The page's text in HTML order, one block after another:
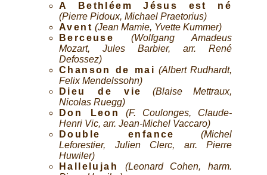
A Bethléem Jésus est né
(Pierre Pidoux, Michael Praetorius)
Avent (Jean Mamie, Yvette Kummer)
Berceuse
(Wolfgang Amadeus
Mozart, Jules Barbier, arr. René
Defossez)
Chanson de mai (Albert Rudhardt,
Felix Mendelssohn)
Dieu de vie
(Blaise Mettraux,
Nicolas Ruegg)
Don Leon
(F. Coulonges, Claude-
Henri Vic, arr. Jean-Michel Vaccaro)
Double enfance
(Michel
Leforestier, Julien Clerc, arr. Pierre
Huwiler)
Hallelujah
(Leonard Cohen, harm.